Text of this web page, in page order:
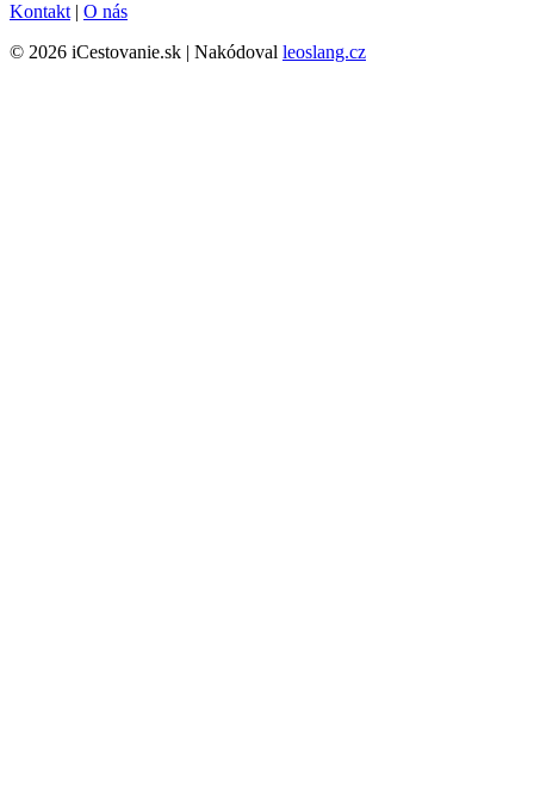
Kontakt | O nás
© 2026 iCestovanie.sk | Nakódoval leoslang.cz